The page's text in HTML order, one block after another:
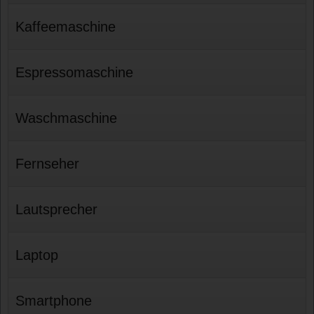
Kaffeemaschine
Espressomaschine
Waschmaschine
Fernseher
Lautsprecher
Laptop
Smartphone